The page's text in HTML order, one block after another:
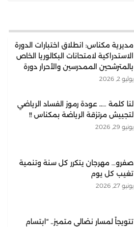
مديرية مكناس: انطلاق اختبارات الدورة
الاستدراكية لامتحانات البكالوريا الخاص
بالمترشحين الممدرسين والأحرار دورة
2026
يوليو 2, 2026
لنا كلمة ….. عودة رموز الفساد الرياضي
لتجييش مرتزقة الرياضة بمكناس !!
يونيو 29, 2026
صفرو… مهرجان يتكرر كل سنة وتنمية
تغيب كل يوم
يونيو 27, 2026
تتويجاً لمسار نضالي متميز.. “ابتسام